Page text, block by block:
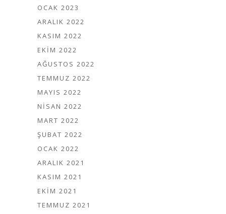
OCAK 2023
ARALIK 2022
KASIM 2022
EKIM 2022
AĞUSTOS 2022
TEMMUZ 2022
MAYIS 2022
NISAN 2022
MART 2022
ŞUBAT 2022
OCAK 2022
ARALIK 2021
KASIM 2021
EKIM 2021
TEMMUZ 2021